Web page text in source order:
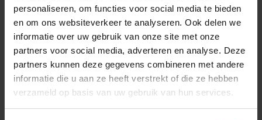
personaliseren, om functies voor social media te bieden
en om ons websiteverkeer te analyseren. Ook delen we
informatie over uw gebruik van onze site met onze
partners voor social media, adverteren en analyse. Deze
partners kunnen deze gegevens combineren met andere
informatie die u aan ze heeft verstrekt of die ze hebben
verzameld op basis van uw gebruik van hun services.
SKU 565003